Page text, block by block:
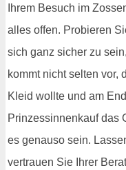
Ihrem Besuch im
alles offen. Probieren
sich ganz sicher zu
kommt nicht selten vor,
Kleid wollte und am
Prinzessinnenkauf das
es genauso sein.
vertrauen Sie Ihrer